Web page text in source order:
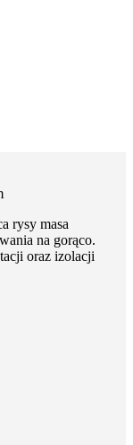
rysy masa
na gorąco.
oraz izolacji